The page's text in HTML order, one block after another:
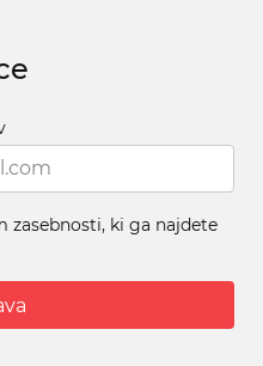
zasebnosti, ki ga najdete